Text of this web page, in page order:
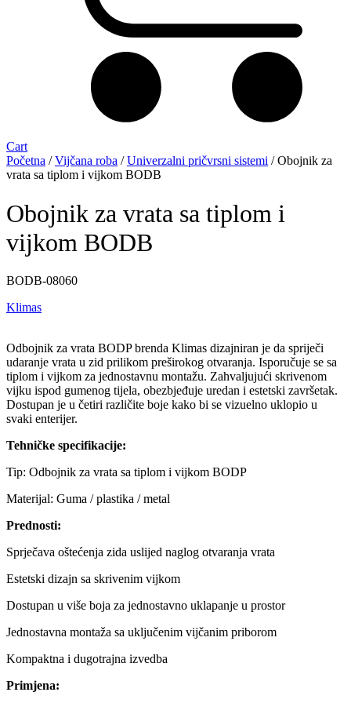
Cart
Početna /Vijčana roba /Univerzalni pričvrsni sistemi / Obojnik za
vrata sa tiplom i vijkom BODB
Obojnik za vrata sa tiplom i
vijkom BODB
BODB-08060
Klimas
Odbojnik za vrata BODP brenda Klimas dizajniran je da spriječi
udaranje vrata u zid prilikom preširokog otvaranja. Isporučuje se sa
tiplom i vijkom za jednostavnu montažu. Zahvaljujući skrivenom
vijku ispod gumenog tijela, obezbjeđuje uredan i estetski završetak.
Dostupan je u četiri različite boje kako bi se vizuelno uklopio u
svaki enterijer.
Tehničke specifikacije:
Tip: Odbojnik za vrata sa tiplom i vijkom BODP
Materijal: Guma / plastika / metal
Prednosti:
Sprječava oštećenja zida uslijed naglog otvaranja vrata
Estetski dizajn sa skrivenim vijkom
Dostupan u više boja za jednostavno uklapanje u prostor
Jednostavna montaža sa uključenim vijčanim priborom
Kompaktna i dugotrajna izvedba
Primjena: